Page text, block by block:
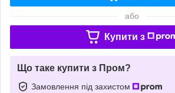
або
Купити з
Що таке купити з Пром?
Замовлення під захистом